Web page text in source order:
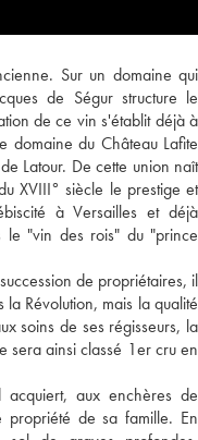
Sur un domaine qui
de Ségur structure le
de ce vin s'établit déjà à
domaine du Château Lafite
Latour. De cette union naît
XVIII° siècle le prestige et
à Versailles et déjà
le "vin des rois" du "prince
de propriétaires, il
Révolution, mais la qualité
soins de ses régisseurs, la
sera ainsi classé 1er cru en
aux enchères de
propriété de sa famille. En